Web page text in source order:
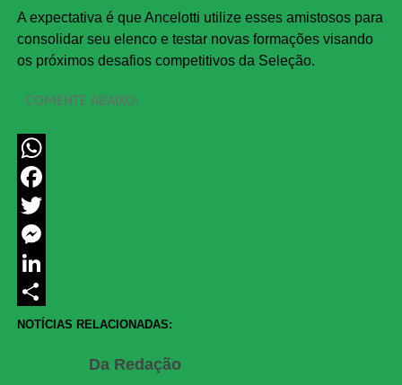
A expectativa é que Ancelotti utilize esses amistosos para
consolidar seu elenco e testar novas formações visando
os próximos desafios competitivos da Seleção.
COMENTE ABAIXO:
WhatsApp
Facebook
Twitter
Messenger
LinkedIn
Share
NOTÍCIAS RELACIONADAS:
Da Redação